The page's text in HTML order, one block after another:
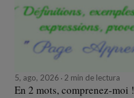
5, ago, 2026 2 min de lectura
En 2 mots, comprenez-moi !